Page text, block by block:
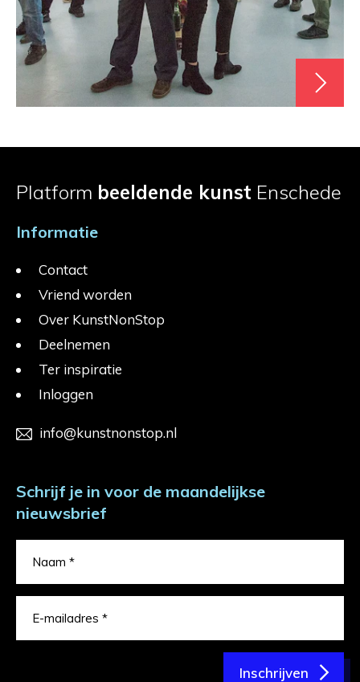
Platform beeldende kunst Enschede
Informatie
Contact
Vriend worden
Over KunstNonStop
Deelnemen
Ter inspiratie
Inloggen
info@kunstnonstop.nl
Schrijf je in voor de maandelijkse
nieuwsbrief
Inschrijven